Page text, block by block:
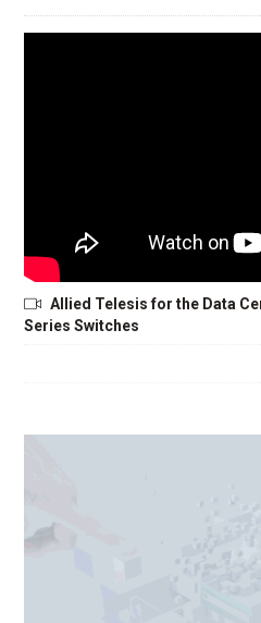
Allied Telesis for the Data
Series Switches